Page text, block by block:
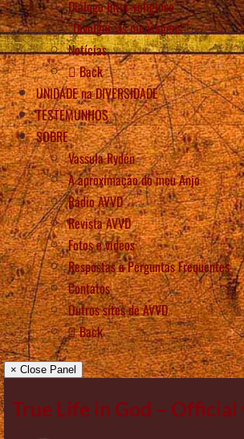
Diálogo Inter-religioso
“Divulgue as mensagens”!
Notícias
Back
UNIDADE na DIVERSIDADE
TESTEMUNHOS
SOBRE
Vassula Rydén
A aproximação do meu Anjo
Rádio AVVD
Revista AVVD
Fotos e vídeos
Respostas a Perguntas Frequentes
Contatos
Outros sítes de AVVD
Back
× Close Panel
True Life in God –